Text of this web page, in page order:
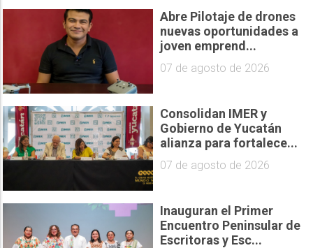
Abre Pilotaje de drones
nuevas oportunidades a
joven emprend...
07 de agosto de 2026
Consolidan IMER y
Gobierno de Yucatán
alianza para fortalece...
07 de agosto de 2026
Inauguran el Primer
Encuentro Peninsular de
Escritoras y Esc...